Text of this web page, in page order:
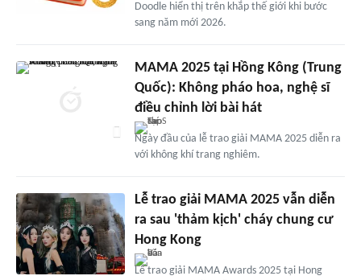
Doodle hiển thị trên khắp thế giới khi bước
sang năm mới 2026.
MAMA 2025 tại Hồng Kông (Trung
Quốc): Không pháo hoa, nghệ sĩ
điều chỉnh lời bài hát
Ngày đầu của lễ trao giải MAMA 2025 diễn ra
với không khí trang nghiêm.
Lễ trao giải MAMA 2025 vẫn diễn
ra sau 'thảm kịch' cháy chung cư
Hong Kong
Lễ trao giải MAMA Awards 2025 tại Hong